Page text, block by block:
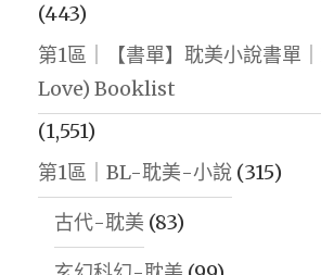
(443)
第1區｜【書單】耽美小說書單
Love) Booklist
(1,551)
第1區｜BL-耽美-小說 (315)
古代-耽美 (83)